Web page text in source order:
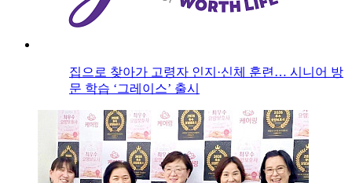
집으로 찾아가 고령자 인지·신체 훈련… 시니어 방
문 학습 ‘그레이스’ 출시